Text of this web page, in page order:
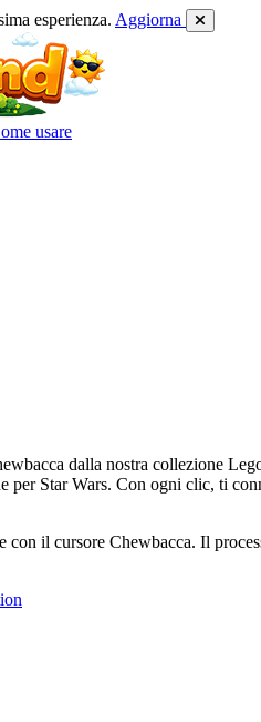
esperienza. Aggiorna
usare
dalla nostra collezione
per Star Wars. Con ogni clic, ti
con il cursore Chewbacca. Il